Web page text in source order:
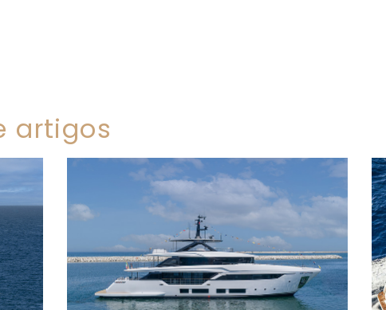
artigos